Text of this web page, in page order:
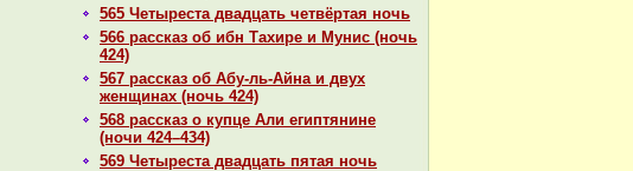
565 Четыреста двадцать четвёртая ночь
566 paссказ об ибн Тахире и Мунис (ночь
424)
567 paссказ об Абу-ль-Айнa и двух
женщинaх (ночь 424)
568 paссказ о купце Али египтянине
(ночи 424–434)
569 Четыреста двадцать пятая ночь